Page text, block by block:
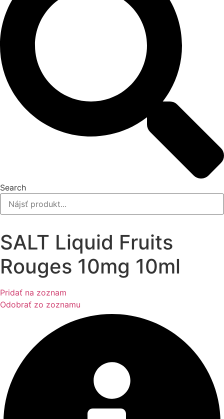
Search
SALT Liquid Fruits
Rouges 10mg 10ml
Pridať na zoznam
Odobrať zo zoznamu